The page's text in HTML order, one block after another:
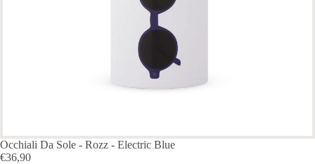
Occhiali Da Sole - Rozz - Electric Blue
€36,90